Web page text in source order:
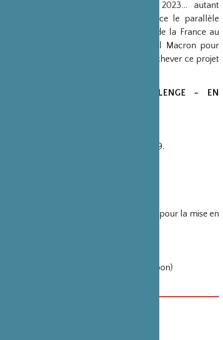
Japon en 2019 et en France en 2023… autant
d’événements qui mettent en évidence le parallèle
entre la France et le Japon. L’année de la France au
Japon a été annoncée par Emmanuel Macron pour
2021 et nous avons la volonté de parachever ce projet
LE STARTUPS CREATIVITY CHALLENGE – EN
1ère édition à Station F le 9 octobre 2019.
Implication des acteurs de l’innovation pour la mise en
3ème édition (année de la France au Japon)